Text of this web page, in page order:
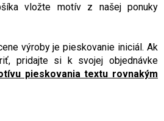
vložte motív z našej ponuky
výroby je pieskovanie iniciál. Ak
pridajte si k svojej objednávke
pieskovania textu rovnakým